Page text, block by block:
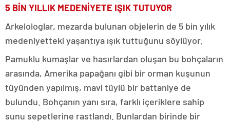
5 BİN YILLIK MEDENİYETE IŞIK TUTUYOR
Arkelologlar, mezarda bulunan objelerin de 5 bin yılık
medeniyetteki yaşantıya ışık tuttuğunu söylüyor.
Pamuklu kumaşlar ve hasırlardan oluşan bu bohçaların
arasında, Amerika papağanı gibi bir orman kuşunun
tüyünden yapılmış, mavi tüylü bir battaniye de
bulundu. Bohçanın yanı sıra, farklı içeriklere sahip
sunu sepetlerine rastlandı. Bunlardan birinde bir